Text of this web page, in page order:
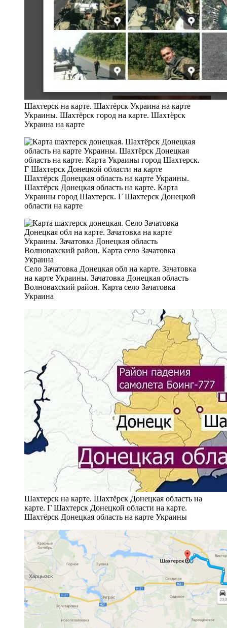
Шахтерск на карте. Шахтёрск Украина на карте
Украины. Шахтёрск город на карте. Шахтёрск
Украина на карте
Шахтёрск Донецкая область на карте Украины.
Шахтёрск Донецкая область на карте. Карта
Украины город Шахтерск. Г Шахтерск Донецкой
области на карте
Село Зачатовка Донецкая обл на карте. Зачатовка
на карте Украины. Зачатовка Донецкая область
Волновахский район. Карта село Зачатовка
Украина
Шахтерск на карте. Шахтёрск Донецкая область на
карте. Г Шахтерск Донецкой области на карте.
Шахтёрск Донецкая область на карте Украины